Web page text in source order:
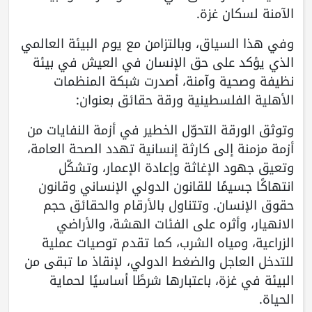
الآمنة لسكان غزة.
وفي هذا السياق، وبالتزامن مع يوم البيئة العالمي
الذي يؤكد على حق الإنسان في العيش في بيئة
نظيفة وصحية وآمنة، أصدرت شبكة المنظمات
الأهلية الفلسطينية ورقة حقائق بعنوان:
وتوثق الورقة التحوّل الخطير في أزمة النفايات من
أزمة مزمنة إلى كارثة إنسانية تهدد الصحة العامة،
وتعيق جهود الإغاثة وإعادة الإعمار، وتشكّل
انتهاكًا جسيمًا للقانون الدولي الإنساني وقانون
حقوق الإنسان. وتتناول بالأرقام والحقائق حجم
الانهيار، وأثره على الفئات الهشة، والأراضي
الزراعية، ومياه الشرب، كما تقدم توصيات عملية
للتدخل العاجل والضغط الدولي، لإنقاذ ما تبقى من
البيئة في غزة، باعتبارها شرطًا أساسيًا لحماية
الحياة.